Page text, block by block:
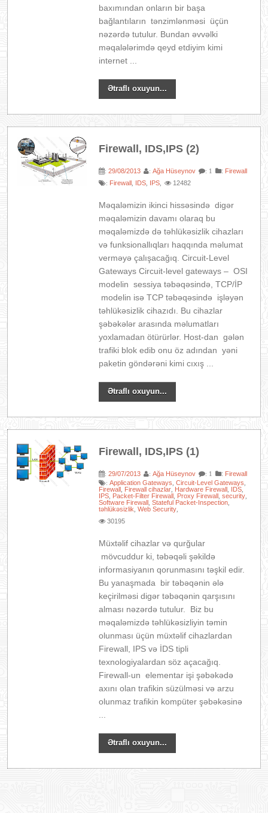
baxımından onların bir başa
bağlantıların tənzimlənməsi üçün
nəzərdə tutulur. Bundan əvvəlki
məqalələrimdə qeyd etdiyim kimi
internet ...
Ətraflı oxuyun...
Firewall, IDS,IPS (2)
:29/08/2013 :Ağa Hüseynov : 1 : Firewall
: Firewall IDS IPS 12482
Məqaləmizin ikinci hissəsində digər
məqaləmizin davamı olaraq bu
məqaləmizdə də təhlükəsizlik cihazları
və funksionallıqları haqqında məlumat
verməyə çalışacağıq. Circuit-Level
Gateways Circuit-level gateways – OSI
modelin sessiya təbəqəsində, TCP/İP
modelin isə TCP təbəqəsində işləyən
təhlükəsizlik cihazıdı. Bu cihazlar
şəbəkələr arasında məlumatları
yoxlamadan ötürürlər. Host-dan gələn
trafiki blok edib onu öz adından yəni
paketin göndərəni kimi cıxış ...
Ətraflı oxuyun...
Firewall, IDS,IPS (1)
:29/07/2013 :Ağa Hüseynov : 1 : Firewall
:Application Gateways ,Circuit-Level Gateways
Firewall Firewall cihazlar Hardware Firewall IDS
IPS Packet-Filter Firewall Proxy Firewall ,security
Software Firewall ,Stateful Packet-Inspection
təhlükəsizlik ,Web Security
30195
Müxtəlif cihazlar və qurğular
mövcuddur ki, təbəqəli şəkildə
informasiyanın qorunmasını təşkil edir.
Bu yanaşmada bir təbəqənin ələ
keçirilməsi digər təbəqənin qarşısını
alması nəzərdə tutulur. Biz bu
məqaləmizdə təhlükəsizliyin təmin
olunması üçün müxtəlif cihazlardan
Firewall, IPS və İDS tipli
texnologiyalardan söz açacağıq.
Firewall-un elementar işi şəbəkədə
axını olan trafikin süzülməsi və arzu
olunmaz trafikin kompüter şəbəkəsinə
Ətraflı oxuyun...